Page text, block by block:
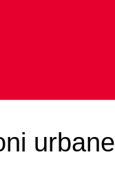
urbane